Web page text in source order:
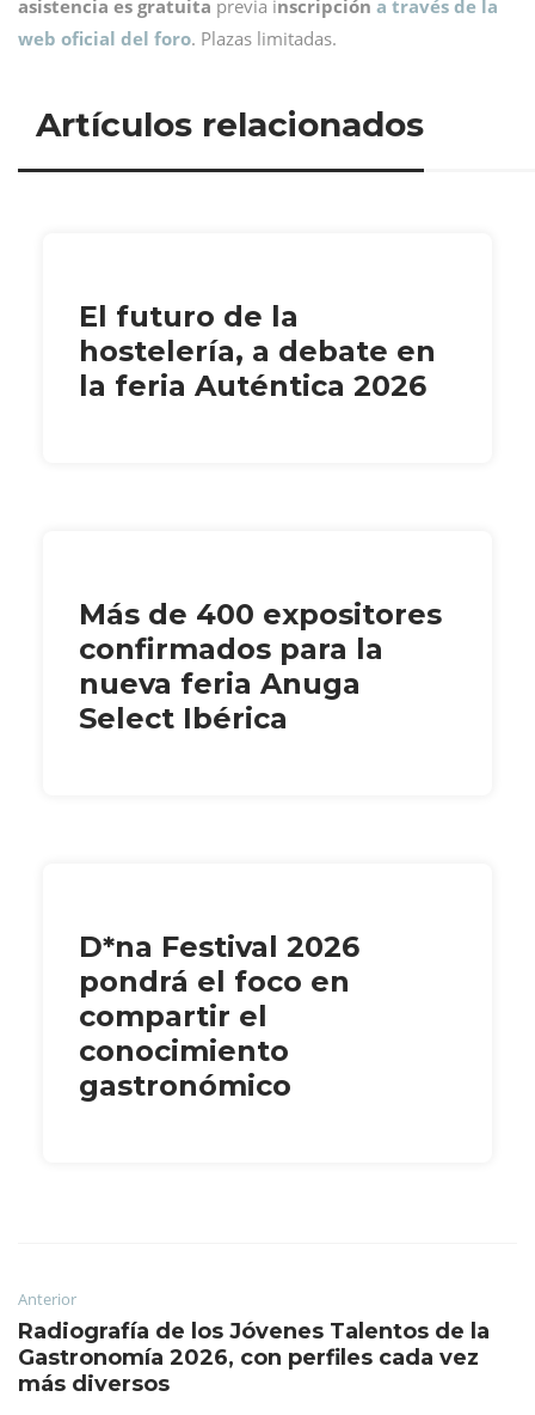
asistencia es gratuita previa inscripción a través de la
web oficial del foro. Plazas limitadas.
Artículos relacionados
El futuro de la
hostelería, a debate en
la feria Auténtica 2026
Más de 400 expositores
confirmados para la
nueva feria Anuga
Select Ibérica
D*na Festival 2026
pondrá el foco en
compartir el
conocimiento
gastronómico
Anterior
Radiografía de los Jóvenes Talentos de la
Gastronomía 2026, con perfiles cada vez
más diversos